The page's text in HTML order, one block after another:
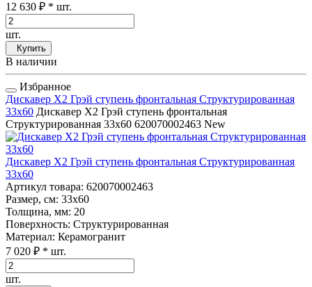
12 630 ₽ * шт.
шт.
Купить
В наличии
Избранное
Дискавер Х2 Грэй ступень фронтальная Структурированная
33x60 Дискавер Х2 Грэй ступень фронтальная
Структурированная 33x60 620070002463 New
Дискавер Х2 Грэй ступень фронтальная Структурированная
33x60
Артикул товара: 620070002463
Размер, см: 33x60
Толщина, мм: 20
Поверхность: Структурированная
Материал: Керамогранит
7 020 ₽ * шт.
шт.